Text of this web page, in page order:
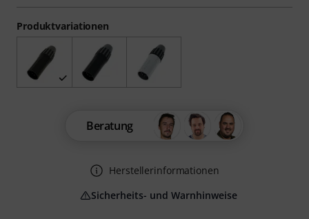
Produktvariationen
Beratung
Herstellerinformationen
Sicherheits- und Warnhinweise